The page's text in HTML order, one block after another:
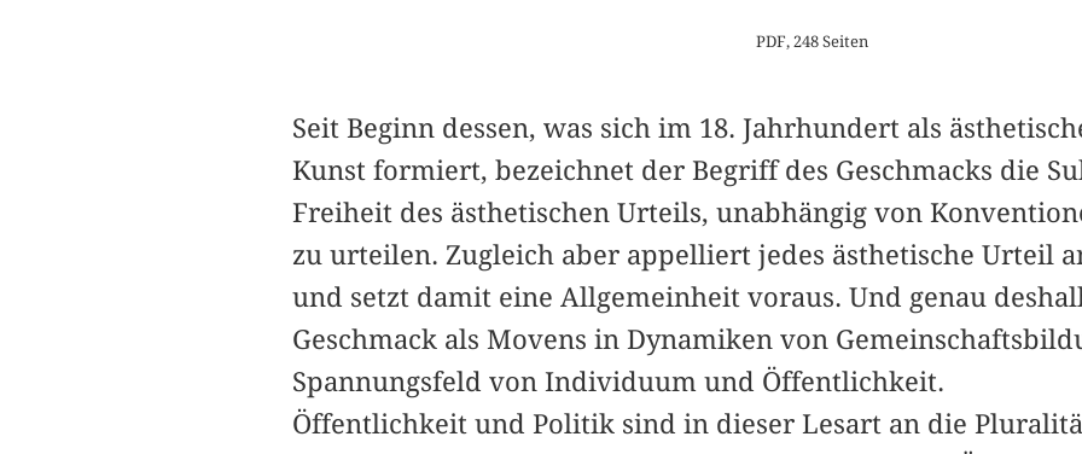
PDF, 248 Seiten
Seit Beginn dessen, was sich im 18. Jahrhundert als
Kunst formiert, bezeichnet der Begriff des Geschmacks die
Freiheit des ästhetischen Urteils, unabhängig von
zu urteilen. Zugleich aber appelliert jedes ästhetische Urteil
und setzt damit eine Allgemeinheit voraus. Und genau
Geschmack als Movens in Dynamiken von
Spannungsfeld von Individuum und Öffentlichkeit.
Öffentlichkeit und Politik sind in dieser Lesart an die